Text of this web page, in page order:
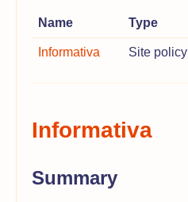
Name Type
Informativa Site policy
Informativa
Summary